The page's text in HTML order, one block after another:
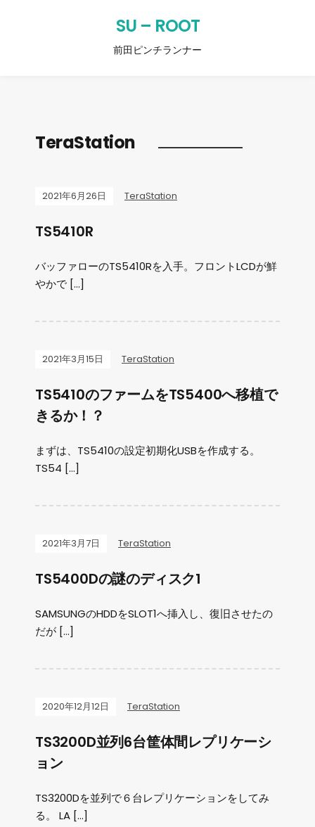
SU – ROOT
前田ピンチランナー
TeraStation
2021年6月26日 TeraStation
TS5410R
バッファローのTS5410Rを入手。フロントLCDが鮮
やかで […]
2021年3月15日 TeraStation
TS5410のファームをTS5400へ移植で
きるか！？
まずは、TS5410の設定初期化USBを作成する。
TS54 […]
2021年3月7日 TeraStation
TS5400Dの謎のディスク1
SAMSUNGのHDDをSLOT1へ挿入し、復旧させたの
だが […]
2020年12月12日 TeraStation
TS3200D並列6台筐体間レプリケーシ
ョン
TS3200Dを並列で６台レプリケーションをしてみ
る。 LA […]